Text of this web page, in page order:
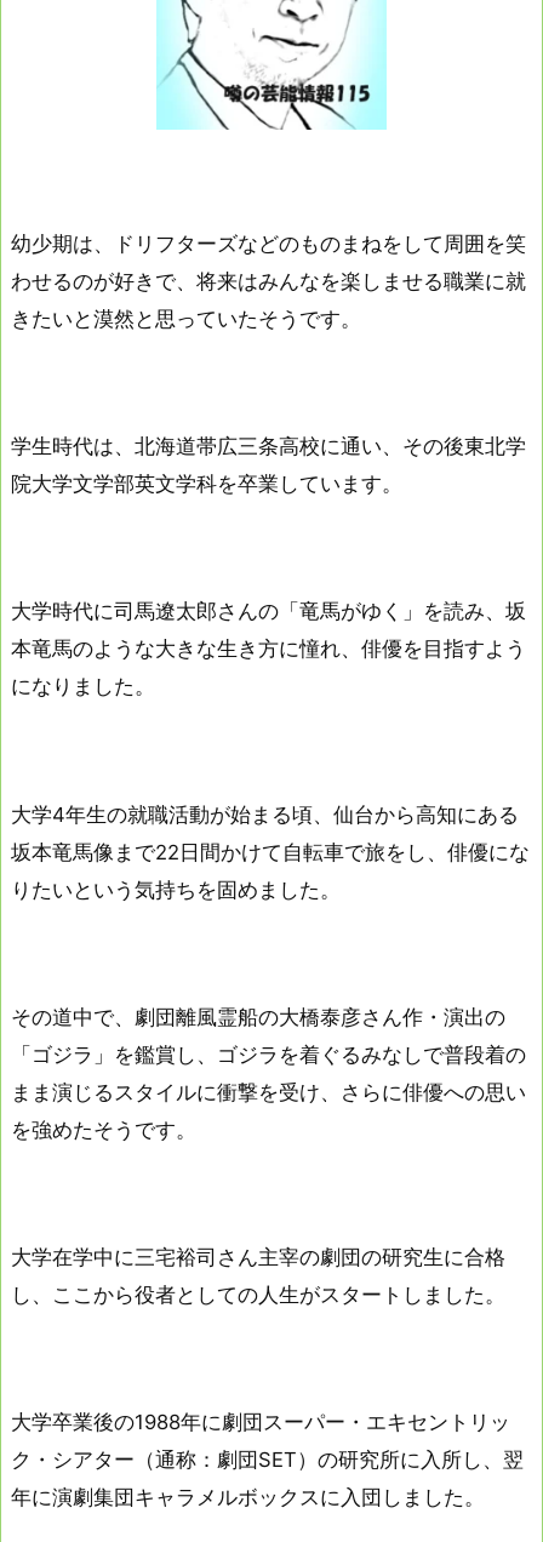
幼少期は、ドリフターズなどのものまねをして周囲を笑
わせるのが好きで、将来はみんなを楽しませる職業に就
きたいと漠然と思っていたそうです。
学生時代は、北海道帯広三条高校に通い、その後東北学
院大学文学部英文学科を卒業しています。
大学時代に司馬遼太郎さんの「竜馬がゆく」を読み、坂
本竜馬のような大きな生き方に憧れ、俳優を目指すよう
になりました。
大学4年生の就職活動が始まる頃、仙台から高知にある
坂本竜馬像まで22日間かけて自転車で旅をし、俳優にな
りたいという気持ちを固めました。
その道中で、劇団離風霊船の大橋泰彦さん作・演出の
「ゴジラ」を鑑賞し、ゴジラを着ぐるみなしで普段着の
まま演じるスタイルに衝撃を受け、さらに俳優への思い
を強めたそうです。
大学在学中に三宅裕司さん主宰の劇団の研究生に合格
し、ここから役者としての人生がスタートしました。
大学卒業後の1988年に劇団スーパー・エキセントリッ
ク・シアター（通称：劇団SET）の研究所に入所し、翌
年に演劇集団キャラメルボックスに入団しました。